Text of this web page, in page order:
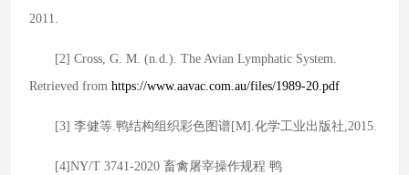
2011.
[2] Cross, G. M. (n.d.). The Avian Lymphatic System.
Retrieved from https://www.aavac.com.au/files/1989-20.pdf
[3] 李健等.鸭结构组织彩色图谱[M].化学工业出版社,2015.
[4]NY/T 3741-2020 畜禽屠宰操作规程 鸭